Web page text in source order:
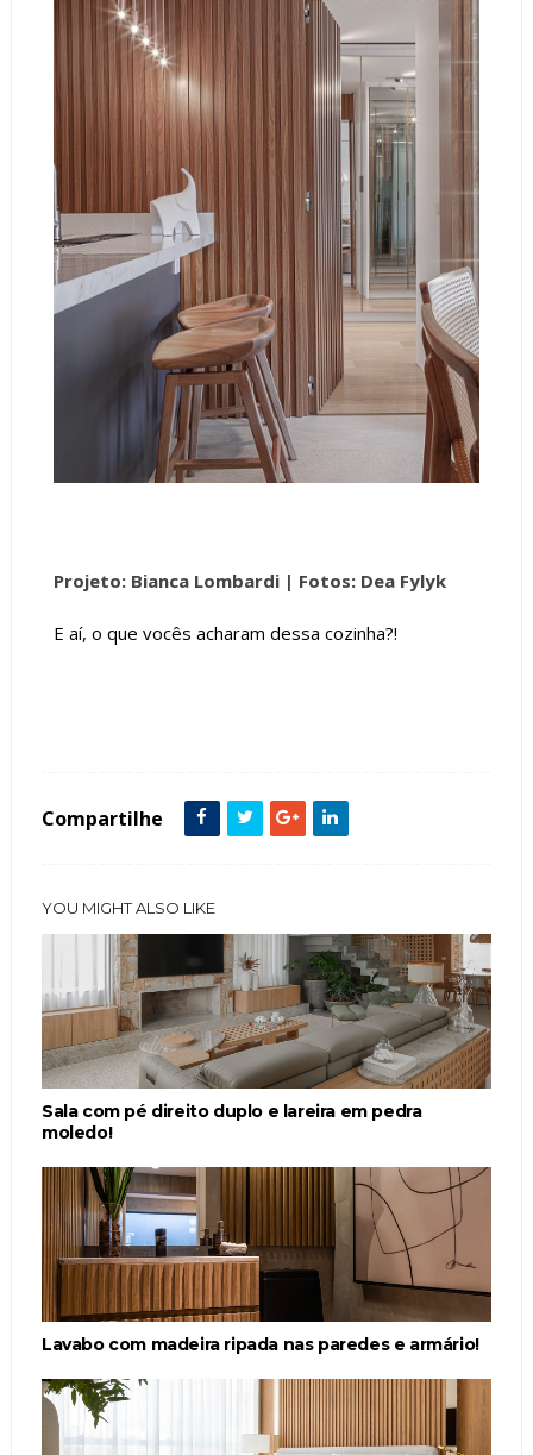
Projeto: Bianca Lombardi | Fotos: Dea Fylyk
E aí, o que vocês acharam dessa cozinha?!
Compartilhe
YOU MIGHT ALSO LIKE
Sala com pé direito duplo e lareira em pedra
moledo!
Lavabo com madeira ripada nas paredes e armário!